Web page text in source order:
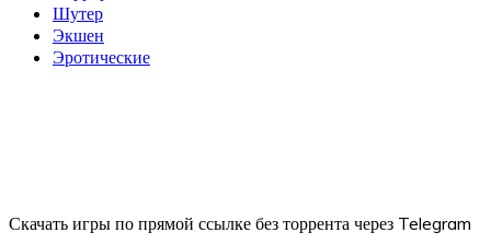
Шутер
Экшен
Эротические
Скачать игры по прямой ссылке без торрента через Telegram